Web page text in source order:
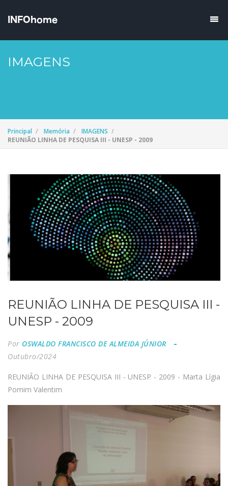
IMAGENS
Principal Memória
IMAGENS
REUNIÃO LINHA DE PESQUISA III - UNESP - 2009
REUNIÃO LINHA DE PESQUISA III -
UNESP - 2009
Por OSWALDO FRANCISCO DE ALMEIDA JÚNIOR
Outubro/2024
REUNIÃO LINHA DE PESQUISA III - UNESP - 2009 - Marta Lígia
Pomim Valentim